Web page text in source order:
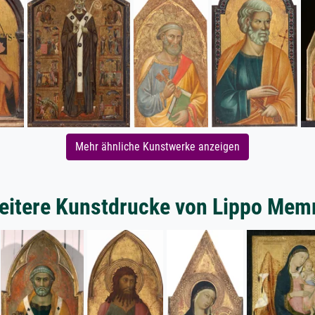
Mehr ähnliche Kunstwerke anzeigen
Kunstdrucke von Lippo